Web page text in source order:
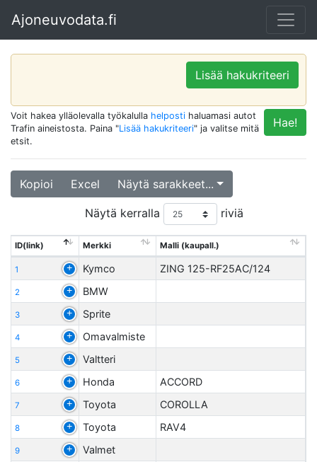
Ajoneuvodata.fi
Lisää hakukriteeri
Hae!
Voit hakea ylläolevalla työkalulla helposti haluamasi autot
Trafin aineistosta. Paina "Lisää hakukriteeri" ja valitse mitä
etsit.
Kopioi Excel Näytä sarakkeet...
Näytä kerralla riviä
ID(link) Merkki Malli (kaupall.)
1 Kymco ZING 125-RF25AC/124
2 BMW
3 Sprite
4 Omavalmiste
5 Valtteri
6 Honda ACCORD
7 Toyota COROLLA
8 Toyota RAV4
9 Valmet